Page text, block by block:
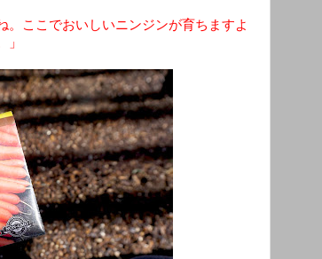
ここでおいしいニンジンが育ちますよ
」